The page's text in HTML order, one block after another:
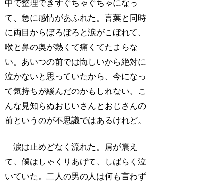
中で整理できずぐちゃぐちゃになっ
て、急に感情があふれた。言葉と同時
に両目からぼろぼろと涙がこぼれて、
喉と鼻の奥が熱くて痛くてたまらな
い。あいつの前では悔しいから絶対に
泣かないと思っていたから、今になっ
て気持ちが緩んだのかもしれない。こ
んな見知らぬおじいさんとおじさんの
前というのが不思議ではあるけれど。
涙は止めどなく流れた。肩が震え
て、僕はしゃくりあげて、しばらく泣
いていた。二人の男の人は何も言わず